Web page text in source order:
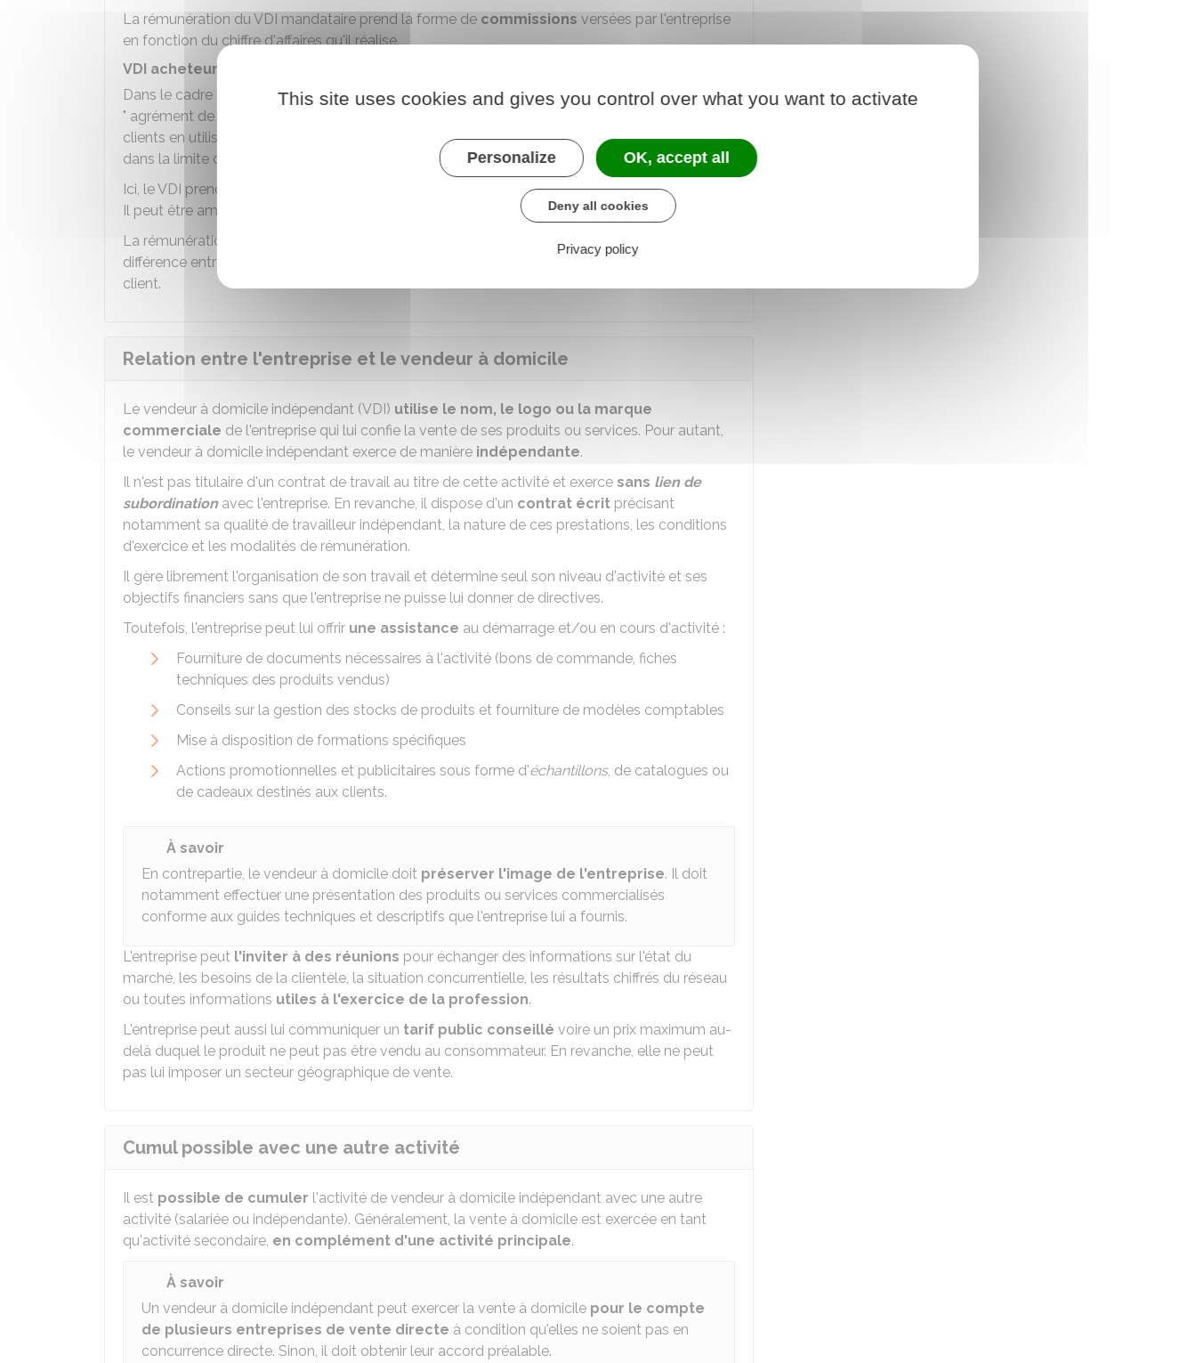
La rémunération du VDI mandataire prend la forme de commissions versées par l'entreprise
en fonction du chiffre d'affaires qu'il réalise.
VDI acheteur-revendeur
Dans le cadre d'un contrat VDI acheteur-revendeur, le vendeur à domicile dispose d'un
" agrément de distribution ". Il
clients en utilisant ses propres bons de commandes. Ilfixe lui-même le prix de revente,
dans la limite du prix maximum conseillé.
Ici, le VDI prend un risque en achetant des produits qu'il n'est pas certain de pouvoir revendre.
Il peut être amené à gérer un stock, les livraisons et les encaissements.
La rémunération du VDI acheteur-revendeur prend la forme de
marges
correspondant à la
différence entre le prix d'achat des produits auprès de l'entreprise et le prix de revente au
client.
Relation entre l'entreprise et le vendeur à domicile
Le vendeur à domicile indépendant (VDI) utilise le nom, le logo ou la marque
commerciale de l'entreprise qui lui confie la vente de ses produits ou services. Pour autant,
le vendeur à domicile indépendant exerce de manière indépendante.
Il n'est pas titulaire d'un contrat de travail au titre de cette activité et exerce sans lien de
subordinationavec l'entreprise. En revanche, il dispose d'un contrat écrit précisant
notamment sa qualité de travailleur indépendant, la nature de ces prestations, les conditions
d'exercice et les modalités de rémunération.
Il gère librement l'organisation de son travail et détermine seul son niveau d'activité et ses
objectifs financiers sans que l'entreprise ne puisse lui donner de directives.
Toutefois, l'entreprise peut lui offrir une assistance au démarrage et/ou en cours d'activité :
Fourniture de documents nécessaires à l'activité (bons de commande, fiches
techniques des produits vendus)
Conseils sur la gestion des stocks de produits et fourniture de modèles comptables
Mise à disposition de formations spécifiques
Actions promotionnelles et publicitaires sous forme d'échantillons, de catalogues ou
de cadeaux destinés aux clients.
À savoir
En contrepartie, le vendeur à domicile doit préserver l'image de l'entreprise. Il doit
notamment effectuer une présentation des produits ou services commercialisés
conforme aux guides techniques et descriptifs que l'entreprise lui a fournis.
L'entreprise peut l'inviter à des réunions pour échanger des informations sur l'état du
marché, les besoins de la clientèle, la situation concurrentielle, les résultats chiffrés du réseau
ou toutes informations utiles à l'exercice de la profession.
L'entreprise peut aussi lui communiquer un tarif public conseillé voire un prix maximum au-
delà duquel le produit ne peut pas être vendu au consommateur. En revanche, elle ne peut
pas lui imposer un secteur géographique de vente.
Cumul possible avec une autre activité
Il est possible de cumuler l'activité de vendeur à domicile indépendant avec une autre
activité (salariée ou indépendante). Généralement, la vente à domicile est exercée en tant
qu'activité secondaire, en complément d'une activité principale.
À savoir
Un vendeur à domicile indépendant peut exercer la vente à domicile pour le compte
de plusieurs entreprises de vente directe à condition qu'elles ne soient pas en
concurrence directe. Sinon, il doit obtenir leur accord préalable.
This site uses cookies and gives you control over what you want to activate
Personalize OK, accept all
Deny all cookies
Privacy policy